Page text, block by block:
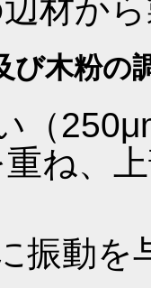
から
木粉の
（
重ね、
振動